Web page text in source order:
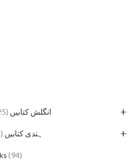
English Books انگلش کتابیں (425) +
Hindi Books ہندی کتابیں (428) +
(94)